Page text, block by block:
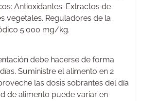
Antioxidantes: Extractos de
vegetales. Reguladores de la
5.000 mg/kg.
debe hacerse de forma
Suministre el alimento en 2
las dosis sobrantes del día
de alimento puede variar en